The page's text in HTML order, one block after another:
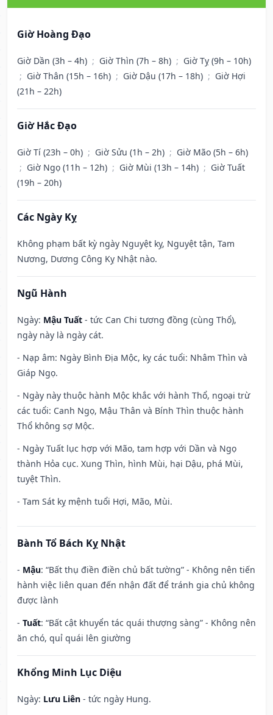
Giờ Hoàng Đạo
Giờ Dần (3h – 4h) ; Giờ Thìn (7h – 8h) ; Giờ Tỵ (9h – 10h)
; Giờ Thân (15h – 16h) ; Giờ Dậu (17h – 18h) ; Giờ Hợi
(21h – 22h)
Giờ Hắc Đạo
Giờ Tí (23h – 0h) ; Giờ Sửu (1h – 2h) ; Giờ Mão (5h – 6h)
; Giờ Ngọ (11h – 12h) ; Giờ Mùi (13h – 14h) ; Giờ Tuất
(19h – 20h)
Các Ngày Kỵ
Không phạm bất kỳ ngày Nguyệt kỵ, Nguyệt tận, Tam
Nương, Dương Công Kỵ Nhật nào.
Ngũ Hành
Ngày: Mậu Tuất - tức Can Chi tương đồng (cùng Thổ),
ngày này là ngày cát.
- Nạp âm: Ngày Bình Địa Mộc, kỵ các tuổi: Nhâm Thìn và
Giáp Ngọ.
- Ngày này thuộc hành Mộc khắc với hành Thổ, ngoại trừ
các tuổi: Canh Ngọ, Mậu Thân và Bính Thìn thuộc hành
Thổ không sợ Mộc.
- Ngày Tuất lục hợp với Mão, tam hợp với Dần và Ngọ
thành Hỏa cục. Xung Thìn, hình Mùi, hại Dậu, phá Mùi,
tuyệt Thìn.
- Tam Sát kỵ mệnh tuổi Hợi, Mão, Mùi.
Bành Tổ Bách Kỵ Nhật
- Mậu: “Bất thụ điền điền chủ bất tường” - Không nên tiến
hành việc liên quan đến nhận đất để tránh gia chủ không
được lành
- Tuất: “Bất cật khuyển tác quái thượng sàng” - Không nên
ăn chó, quỉ quái lên giường
Khổng Minh Lục Diệu
Ngày: Lưu Liên - tức ngày Hung.